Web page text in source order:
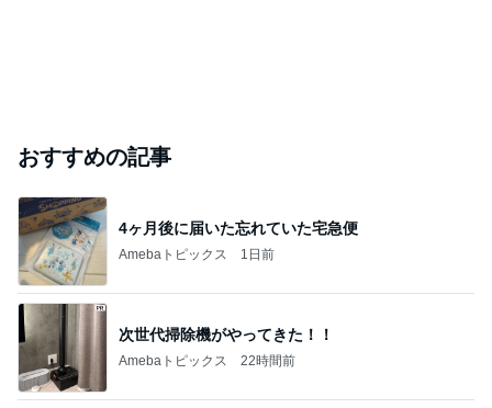
おすすめの記事
4ヶ月後に届いた忘れていた宅急便
Amebaトピックス 1日前
次世代掃除機がやってきた！！
Amebaトピックス 22時間前